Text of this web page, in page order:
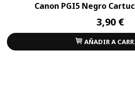
Canon PGI5 Negro
3,90 €
AÑADIR A